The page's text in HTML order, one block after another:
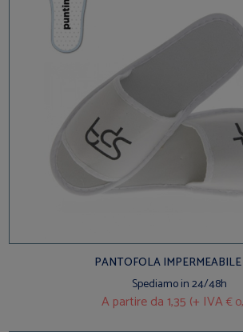
PANTOFOLA
Spediamo in 24/48h
A partire da1,35 (+ IVA€